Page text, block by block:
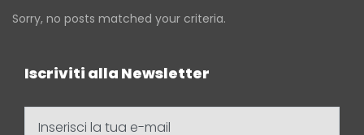
Sorry, no posts matched your criteria.
Iscriviti alla Newsletter